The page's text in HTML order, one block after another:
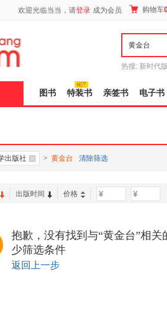
欢迎光临当当，请登录 成为会员 购物车
热搜: 新时代
图书 特装书 亲签书 电子书
出版社 > 黄金台 清除筛选
出版时间 价格 -
抱歉，没有找到与“黄金台”相
少筛选条件
返回上一步